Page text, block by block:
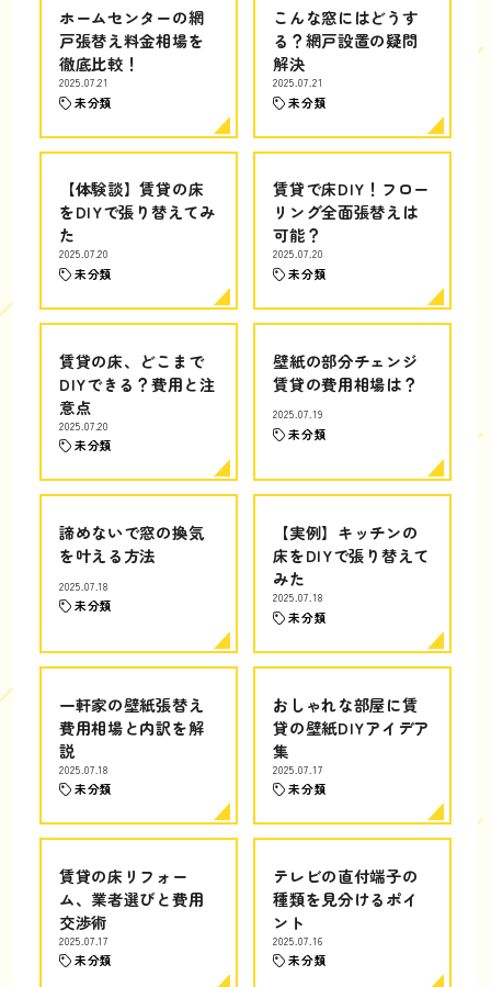
ホームセンターの網
戸張替え料金相場を
徹底比較！
2025.07.21
未分類
こんな窓にはどうす
る？網戸設置の疑問
解決
2025.07.21
未分類
【体験談】賃貸の床
をDIYで張り替えてみ
た
2025.07.20
未分類
賃貸で床DIY！フロー
リング全面張替えは
可能？
2025.07.20
未分類
賃貸の床、どこまで
DIYできる？費用と注
意点
2025.07.20
未分類
壁紙の部分チェンジ
賃貸の費用相場は？
2025.07.19
未分類
諦めないで窓の換気
を叶える方法
2025.07.18
未分類
【実例】キッチンの
床をDIYで張り替えて
みた
2025.07.18
未分類
一軒家の壁紙張替え
費用相場と内訳を解
説
2025.07.18
未分類
おしゃれな部屋に賃
貸の壁紙DIYアイデア
集
2025.07.17
未分類
賃貸の床リフォー
ム、業者選びと費用
交渉術
2025.07.17
未分類
テレビの直付端子の
種類を見分けるポイ
ント
2025.07.16
未分類